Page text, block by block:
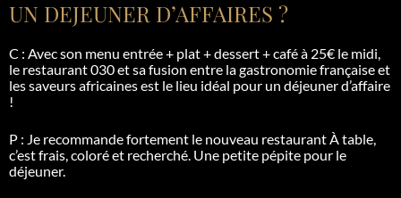
UN DEJEUNER D’AFFAIRES ?
C : Avec son menu entrée + plat + dessert + café à 25€ le midi,
le restaurant 030 et sa fusion entre la gastronomie française et
les saveurs africaines est le lieu idéal pour un déjeuner d’affaire
!
P : Je recommande fortement le nouveau restaurant À table,
c’est frais, coloré et recherché. Une petite pépite pour le
déjeuner.